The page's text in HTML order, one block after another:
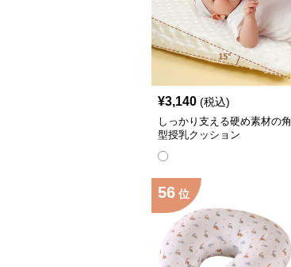
¥3,140 (税込)
しっかり支える硬め素材の角
型授乳クッション
56 位